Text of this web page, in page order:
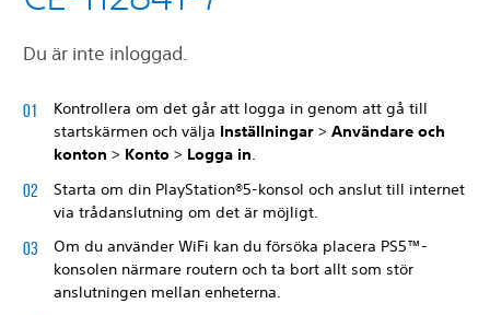
Du är inte inloggad.
Kontrollera om det går att logga in genom att gå till
startskärmen och välja Inställningar > Användare och
konton > Konto > Logga in.
Starta om din PlayStation®5-konsol och anslut till internet
via trådanslutning om det är möjligt.
Om du använder WiFi kan du försöka placera PS5™-
konsolen närmare routern och ta bort allt som stör
anslutningen mellan enheterna.